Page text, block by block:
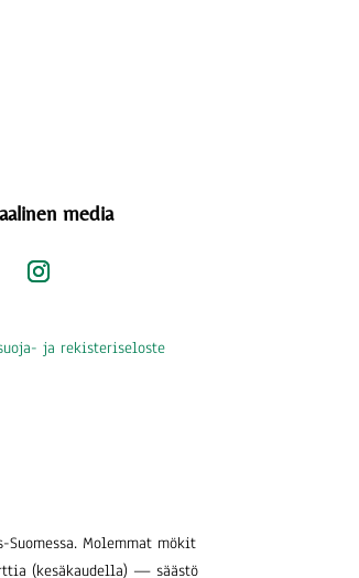
media
ja rekisteriseloste
Molemmat mökit
(kesäkaudella) — säästö